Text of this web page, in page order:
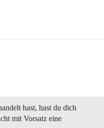
hast, hast du dich
mit Vorsatz eine